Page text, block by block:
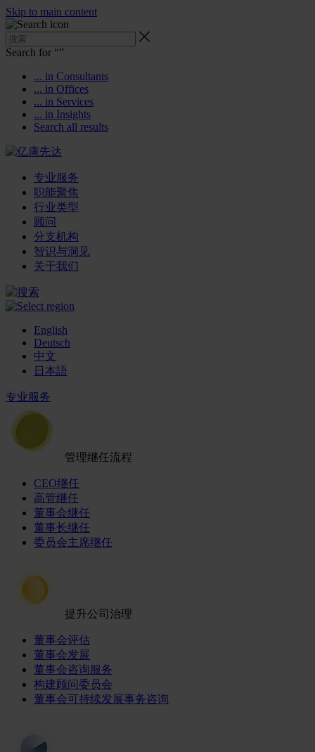
Skip to main content
Search for “”
... in Consultants
... in Offices
... in Services
... in Insights
Search all results
专业服务
职能聚焦
行业类型
顾问
分支机构
智识与洞见
关于我们
English
Deutsch
中文
日本語
专业服务
管理继任流程
CEO继任
高管继任
董事会继任
董事长继任
委员会主席继任
提升公司治理
董事会评估
董事会发展
董事会咨询服务
构建顾问委员会
董事会可持续发展事务咨询